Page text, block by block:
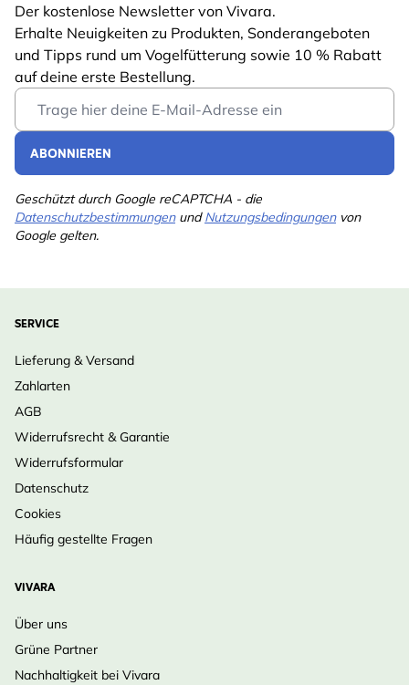
Der kostenlose Newsletter von Vivara.
Erhalte Neuigkeiten zu Produkten, Sonderangeboten
und Tipps rund um Vogelfütterung sowie 10 % Rabatt
auf deine erste Bestellung.
Email Address
ABONNIEREN
Geschützt durch Google reCAPTCHA - die
DatenschutzbestimmungenundNutzungsbedingungenvon
Google gelten.
SERVICE
Lieferung & Versand
Zahlarten
AGB
Widerrufsrecht & Garantie
Widerrufsformular
Datenschutz
Cookies
Häufig gestellte Fragen
VIVARA
Über uns
Grüne Partner
Nachhaltigkeit bei Vivara